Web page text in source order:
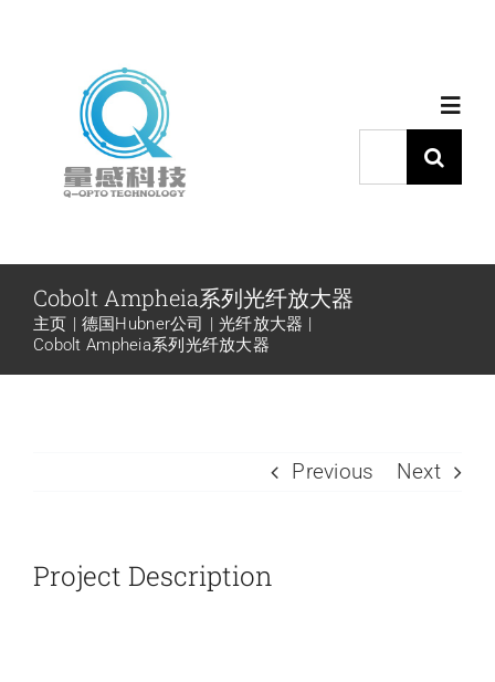
产品中心
代理品牌
新闻和活动
索：
Cobolt Ampheia系列光纤放大器
主页 德国Hubner公司
光纤放大器
Cobolt Ampheia系列光纤放大器
Previous Next
Project Description